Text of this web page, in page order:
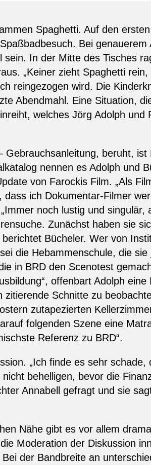
Spaghetti. Auf den
Bei genauerem
In der Mitte des Tisches
„Keiner zieht Spaghetti
reingezogen wird. Die
Abendmahl. Eine Situation,
welches Jörg Adolph und
beruht, ist
nennen es Adolph und
von Farockis Film. „Als
ich Dokumentar-Filmer
noch lustig und singulär,
Zunächst haben sie
Bücheler. Wer von
die Hebammenschule, die
in BRD den Scenotest
offenbart Adolph eine
Schnitte zu
zutapezierten
folgenden Szene eine
Referenz zu BRD“.
„Ich finde es sehr
behelligen, bevor die
Annabell gefragt und sie
Nähe gibt es vor allem
Moderation der Diskussion
der Bandbreite an